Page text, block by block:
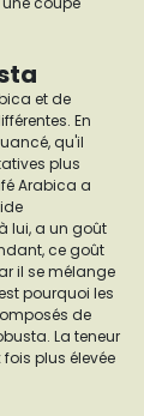
et de
En
qu'il
plus
Arabica a
lui, a un goût
ce goût
il se mélange
pourquoi les
de
La teneur
plus élevée